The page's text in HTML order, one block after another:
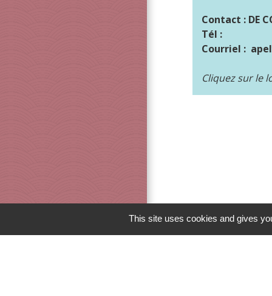
Contact : DE
Tél :
Courriel :
Cliquez sur le
This site uses cookies and gives